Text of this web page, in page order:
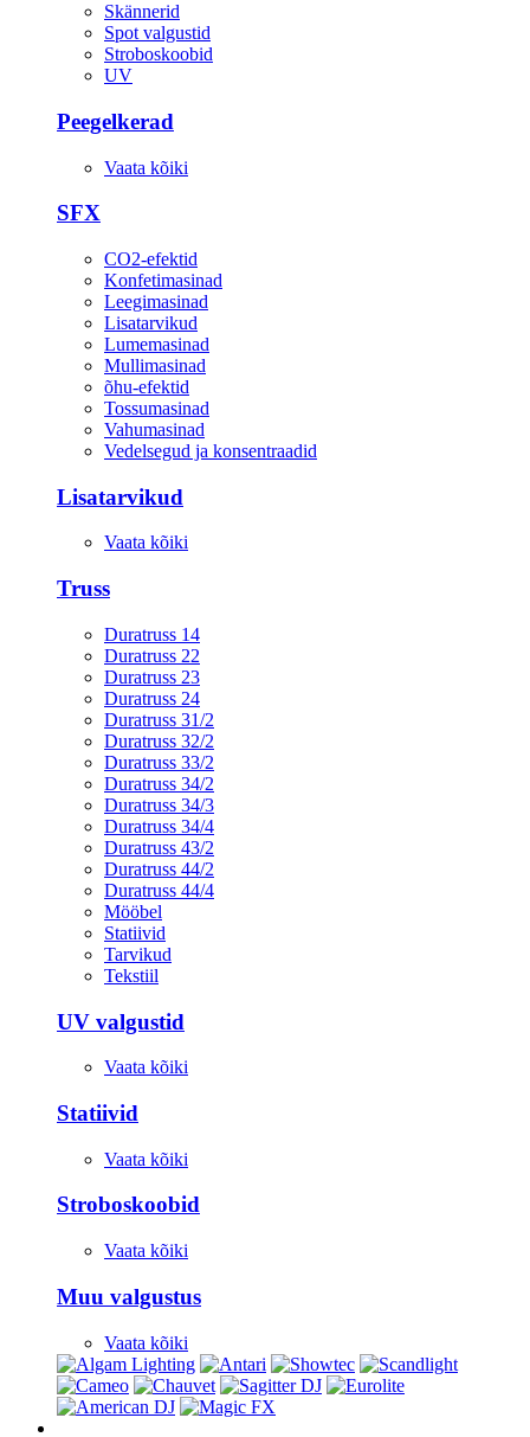
Skännerid
Spot valgustid
Stroboskoobid
UV
Peegelkerad
Vaata kõiki
SFX
CO2-efektid
Konfetimasinad
Leegimasinad
Lisatarvikud
Lumemasinad
Mullimasinad
õhu-efektid
Tossumasinad
Vahumasinad
Vedelsegud ja konsentraadid
Lisatarvikud
Vaata kõiki
Truss
Duratruss 14
Duratruss 22
Duratruss 23
Duratruss 24
Duratruss 31/2
Duratruss 32/2
Duratruss 33/2
Duratruss 34/2
Duratruss 34/3
Duratruss 34/4
Duratruss 43/2
Duratruss 44/2
Duratruss 44/4
Mööbel
Statiivid
Tarvikud
Tekstiil
UV valgustid
Vaata kõiki
Statiivid
Vaata kõiki
Stroboskoobid
Vaata kõiki
Muu valgustus
Vaata kõiki